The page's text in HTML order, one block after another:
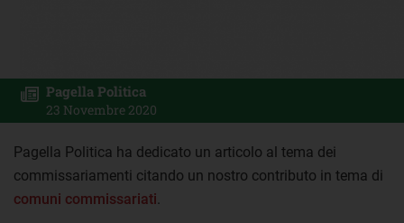
Pagella Politica
23 Novembre 2020
Pagella Politica ha dedicato un articolo al tema dei
commissariamenti citando un nostro contributo in tema di
comuni commissariati